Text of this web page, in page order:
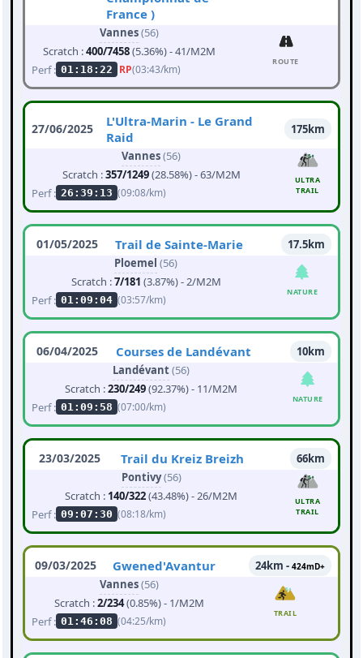
France )
Vannes(56)
Scratch :400/7458(5.36%) - 41/M2M
Perf : 01:18:22 RP(03:43/km)
ROUTE
27/06/2025
L'Ultra-Marin - Le Grand
Raid
175km
Vannes(56)
Scratch :357/1249(28.58%) - 63/M2M
Perf : 26:39:13 (09:08/km)
ULTRA
TRAIL
01/05/2025 Trail de Sainte-Marie
17.5km
Ploemel (56)
Scratch :7/181 (3.87%) - 2/M2M
Perf : 01:09:04 (03:57/km)
NATURE
06/04/2025 Courses de Landévant
10km
Landévant(56)
Scratch :230/249(92.37%) - 11/M2M
Perf : 01:09:58 (07:00/km)
NATURE
23/03/2025 Trail du Kreiz Breizh
66km
Pontivy(56)
Scratch : 140/322(43.48%) - 26/M2M
Perf : 09:07:30 (08:18/km)
ULTRA
TRAIL
09/03/2025 Gwened'Avantur 24km - 424mD+
Vannes(56)
Scratch :2/234(0.85%) - 1/M2M
Perf : 01:46:08 (04:25/km)
TRAIL